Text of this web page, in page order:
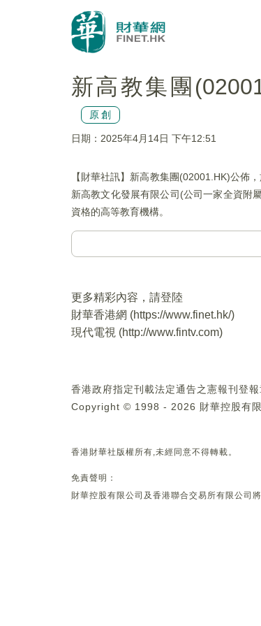
新高教集團
原創
日期：2025年4月14日 下午12:51
【財華社訊】新高教集團(02001.HK)公佈
新高教文化發展有限公司(公司一家全資附
資格的高等教育機構。
更多精彩內容，請登陸
財華香港網 (https://www.finet.hk/)
現代電視 (http://www.fintv.com)
香港政府指定刊載法定通告之憲報刊登報
Copyright © 1998 - 2026 財華控股有限
香港財華社版權所有,未經同意不得轉載。
免責聲明：
財華控股有限公司及香港聯合交易所有限公司